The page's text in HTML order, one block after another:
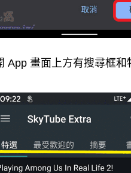
畫面上方有搜尋框和